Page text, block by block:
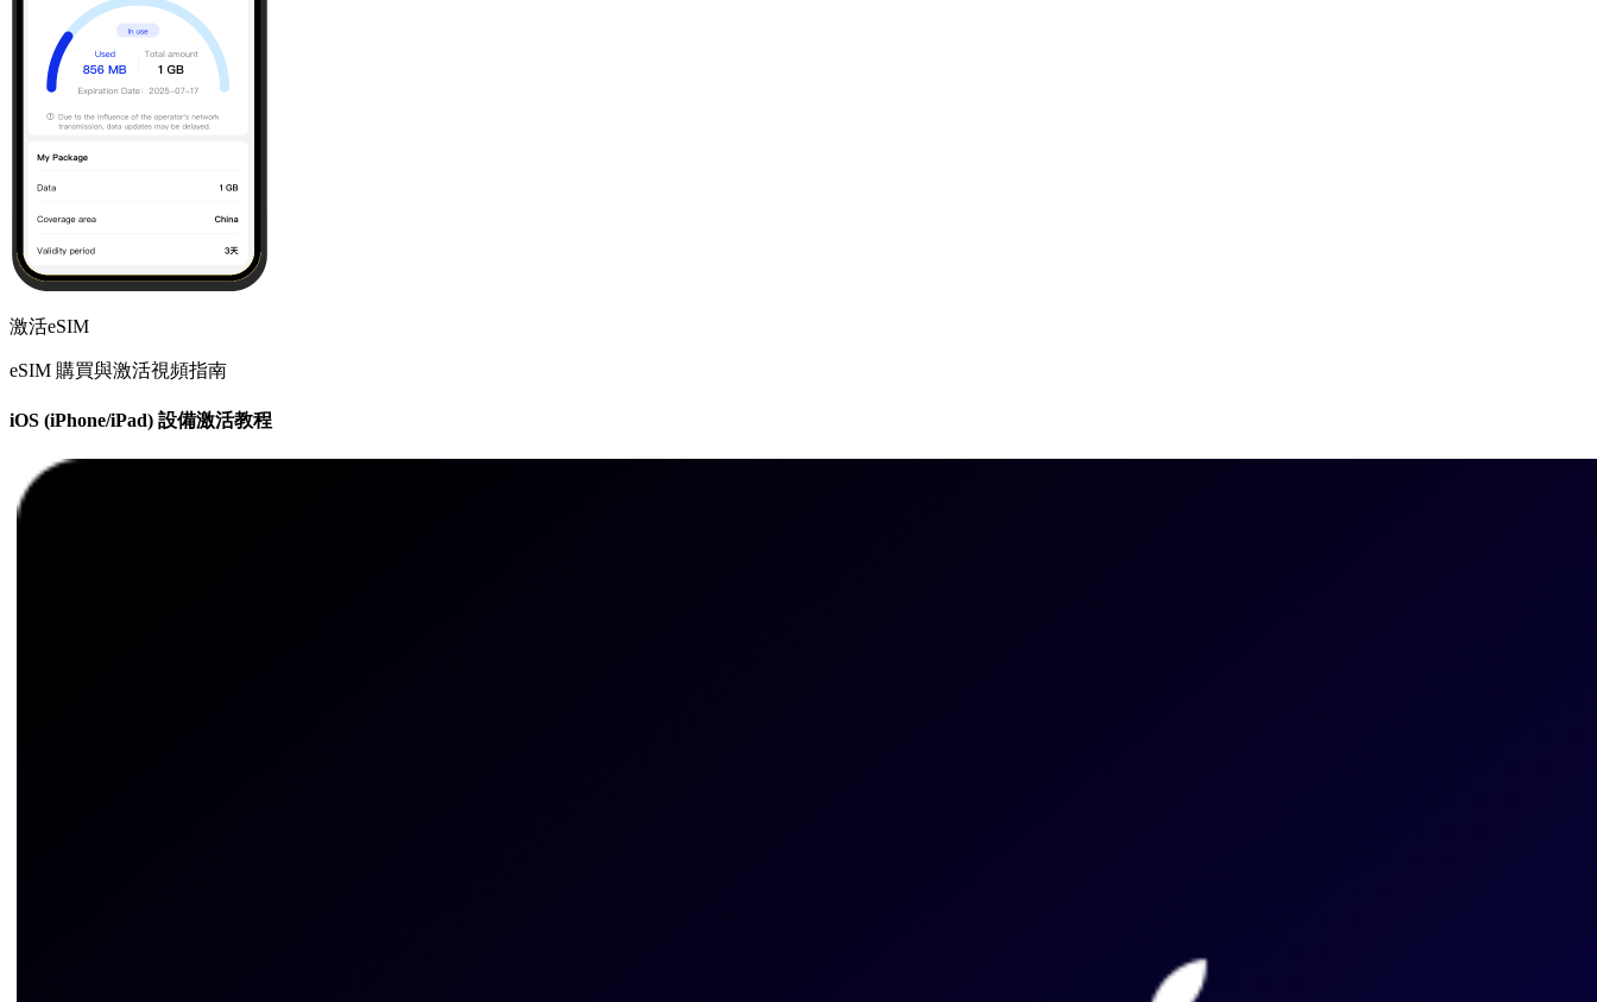
激活eSIM
eSIM 購買與激活視頻指南
iOS (iPhone/iPad) 設備激活教程